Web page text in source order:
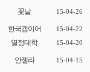
꽃날 15-04-26
한국갭이어 15-04-22
열정대학 15-04-20
안젤라 15-04-15